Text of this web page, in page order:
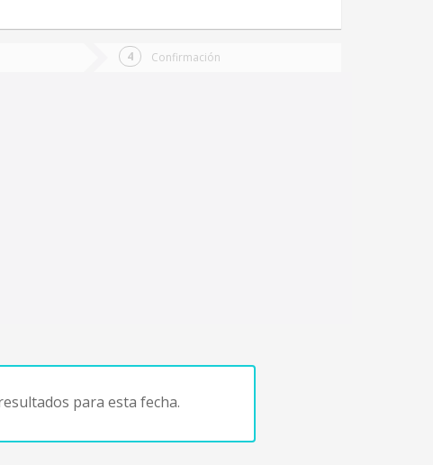
Confirmación
para esta fecha.